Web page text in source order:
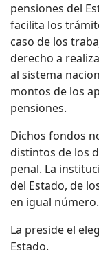
pensiones del
facilita los
caso de los
derecho a
al sistema
montos de los
pensiones.
Dichos fondos
distintos de los
penal. La
del Estado, de
en igual número.
La preside el
Estado.